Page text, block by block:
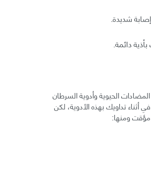
شديدة.
دائمة.
الحيوية وأدوية السرطان
تداويك بهذه الأدوية، لكن
ومنها: